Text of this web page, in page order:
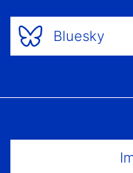
Bluesky